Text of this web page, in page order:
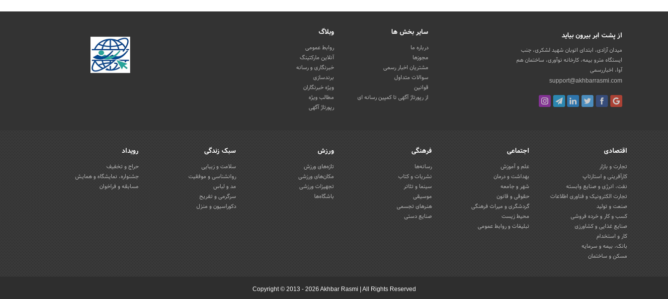
از پشت ابر بیرون بیاید
میدان آزادی، ابتدای اتوبان شهید لشکری، جنب
ایستگاه مترو بیمه، کارخانه نوآوری، ساختمان هم
آوا، اخباررسمی
support@akhbarrasmi.com
سایر بخش ها
درباره ما
مجوزها
مشتریان اخبار رسمی
سوالات متداول
قوانین
از رپورتاژ آگهی تا کمپین رسانه ای
وبلاگ
روابط عمومی
آنلاین مارکتینگ
خبرنگاری و رسانه
برندسازی
ویژه خبرنگاران
مطالب ویژه
رپورتاژ آگهی
اقتصادی
تجارت و بازار
کارآفرینی و استارتاپ
نفت، انرژی و صنایع وابسته
تجارت الکترونیک و فناوری اطلاعات
صنعت و تولید
کسب و کار و خرده فروشی
صنایع غذایی و کشاورزی
کار و استخدام
بانک، بیمه و سرمایه
مسکن و ساختمان
اجتماعی
علم و آموزش
بهداشت و درمان
شهر و جامعه
حقوقی و قانون
گردشگری و میراث فرهنگی
محیط زیست
تبلیغات و روابط عمومی
فرهنگی
رسانه‌ها
نشریات و کتاب
سینما و تئاتر
موسیقی
هنرهای تجسمی
صنایع دستی
ورزش
تازه‌های ورزش
مکان‌های ورزشی
تجهیزات ورزشی
باشگاه‌ها
سبک زندگی
سلامت و زیبایی
روانشناسی و موفقیت
مد و لباس
سرگرمی و تفریح
دکوراسیون و منزل
رویداد
حراج و تخفیف
جشنواره، نمایشگاه و همایش
مسابقه و فراخوان
Copyright © 2013 - 2026 Akhbar Rasmi All Rights Reserved